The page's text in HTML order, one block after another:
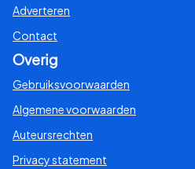
Adverteren
Contact
Overig
Gebruiksvoorwaarden
Algemene voorwaarden
Auteursrechten
Privacy statement